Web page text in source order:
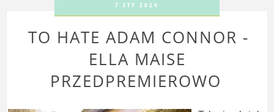
7 STY 2024
TO HATE ADAM CONNOR -
ELLA MAISE
PRZEDPREMIEROWO